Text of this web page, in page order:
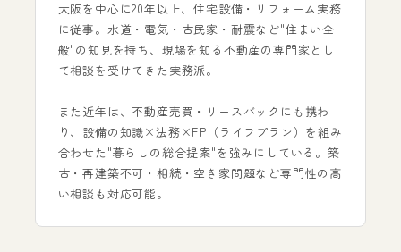
大阪を中心に20年以上、住宅設備・リフォーム実務
に従事。水道・電気・古民家・耐震など"住まい全
般"の知見を持ち、現場を知る不動産の専門家とし
て相談を受けてきた実務派。
また近年は、不動産売買・リースバックにも携わ
り、設備の知識×法務×FP（ライフプラン）を組み
合わせた"暮らしの総合提案"を強みにしている。築
古・再建築不可・相続・空き家問題など専門性の高
い相談も対応可能。